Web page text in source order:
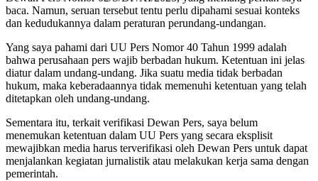
baca. Namun, seruan tersebut tentu perlu dipahami sesuai konteks
dan kedudukannya dalam peraturan perundang-undangan.
Yang saya pahami dari UU Pers Nomor 40 Tahun 1999 adalah
bahwa perusahaan pers wajib berbadan hukum. Ketentuan ini jelas
diatur dalam undang-undang. Jika suatu media tidak berbadan
hukum, maka keberadaannya tidak memenuhi ketentuan yang telah
ditetapkan oleh undang-undang.
Sementara itu, terkait verifikasi Dewan Pers, saya belum
menemukan ketentuan dalam UU Pers yang secara eksplisit
mewajibkan media harus terverifikasi oleh Dewan Pers untuk dapat
menjalankan kegiatan jurnalistik atau melakukan kerja sama dengan
pemerintah.